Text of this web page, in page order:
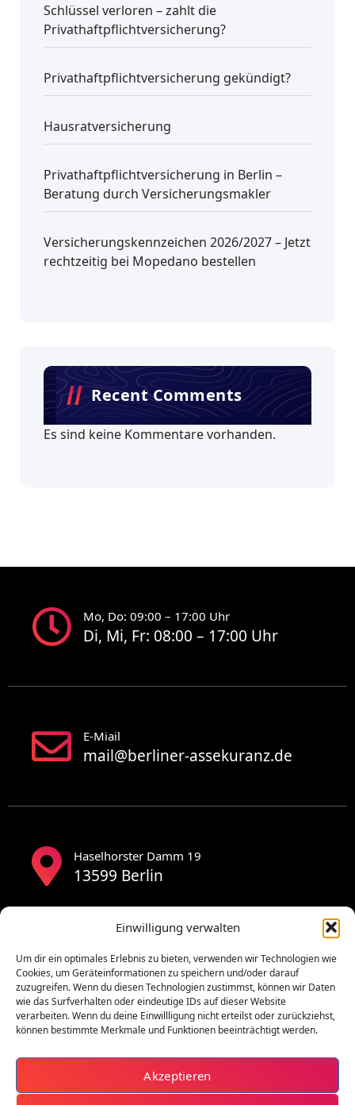
Einwilligung verwalten
Um dir ein optimales Erlebnis zu bieten, verwenden wir Technologien wie
Cookies, um Geräteinformationen zu speichern und/oder darauf
zuzugreifen. Wenn du diesen Technologien zustimmst, können wir Daten
wie das Surfverhalten oder eindeutige IDs auf dieser Website
verarbeiten. Wenn du deine Einwillligung nicht erteilst oder zurückziehst,
können bestimmte Merkmale und Funktionen beeinträchtigt werden.
Akzeptieren
Schlüssel verloren – zahlt die
Privathaftpflichtversicherung?
Privathaftpflichtversicherung gekündigt?
Hausratversicherung
Privathaftpflichtversicherung in Berlin –
Beratung durch Versicherungsmakler
Versicherungskennzeichen 2026/2027 – Jetzt
rechtzeitig bei Mopedano bestellen
Recent Comments
Es sind keine Kommentare vorhanden.
Mo, Do: 09:00 – 17:00 Uhr
Di, Mi, Fr: 08:00 – 17:00 Uhr
E-Miail
mail@berliner-assekuranz.de
Haselhorster Damm 19
13599 Berlin